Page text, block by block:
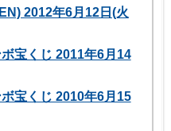
2012年6月12日(火
宝くじ 2011年6月14
宝くじ 2010年6月15